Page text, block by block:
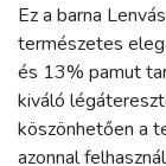
Ez a barna
természetes
és 13% pamut
kiváló
köszönhetően a
azonnal